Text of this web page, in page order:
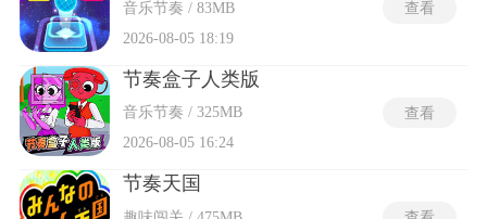
音乐节奏 / 83MB
2026-08-05 18:19
查看
节奏盒子人类版
音乐节奏 / 325MB
2026-08-05 16:24
查看
节奏天国